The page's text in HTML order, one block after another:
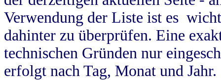
Verwendung der Liste ist es
dahinter zu überprüfen. Eine
technischen Gründen nur
erfolgt nach Tag, Monat und Jahr.